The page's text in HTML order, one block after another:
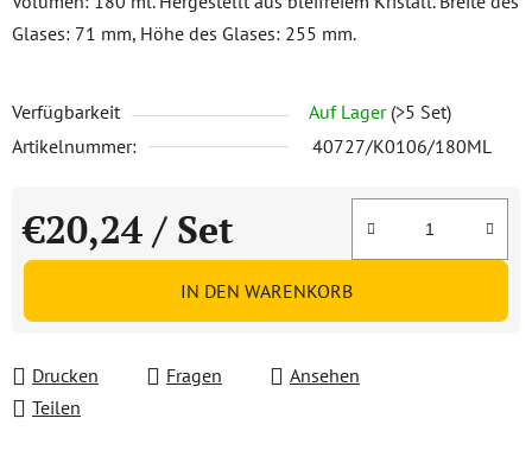
Glases: 71 mm, Höhe des Glases: 255 mm.
Verfügbarkeit Auf Lager (>5 Set)
Artikelnummer:
40727/K0106/180ML
€20,24 / Set
Verkaufspreis:
IN DEN WARENKORB
Drucken Fragen
Ansehen
Teilen